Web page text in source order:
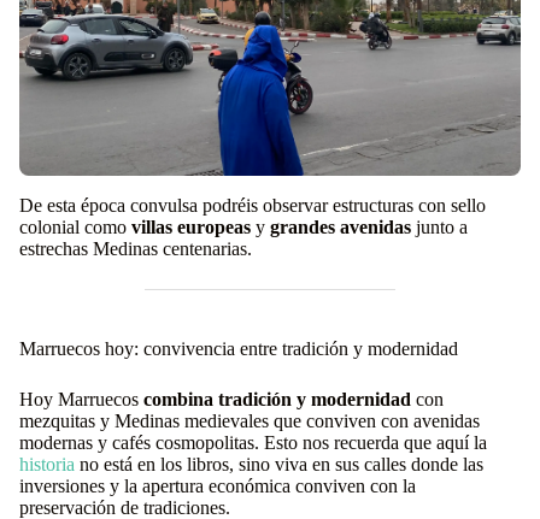
De esta época convulsa podréis observar estructuras con sello
colonial como villas europeas y grandes avenidas junto a
estrechas Medinas centenarias.
Marruecos hoy: convivencia entre tradición y modernidad
Hoy Marruecos combina tradición y modernidad con
mezquitas y Medinas medievales que conviven con avenidas
modernas y cafés cosmopolitas. Esto nos recuerda que aquí la
historia no está en los libros, sino viva en sus calles donde las
inversiones y la apertura económica conviven con la
preservación de tradiciones.